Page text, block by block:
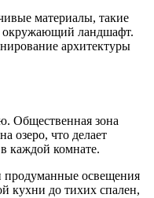
материалы, такие
окружающий ландшафт.
архитектуры
Общественная зона
озеро, что делает
каждой комнате.
продуманные освещения
кухни до тихих спален,